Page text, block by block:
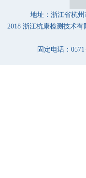
地址：浙江省杭州
2018 浙江杭康检测技术有
固定电话：